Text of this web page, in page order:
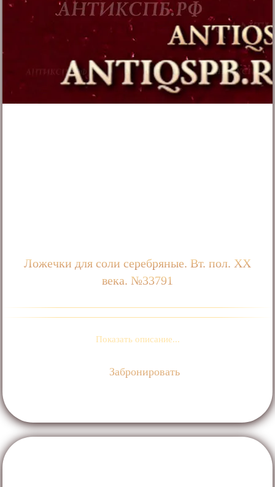
Ложечки для соли серебряные. Вт. пол. ХХ
века. №33791
Показать описание...
Забронировать